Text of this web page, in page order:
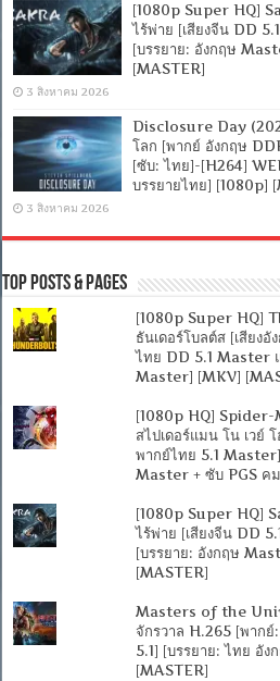
[1080p Super HQ]
ไร้พ่าย [เสียงจีน DD
[บรรยาย: อังกฤษ
[MASTER]
3 สิงหาคม 2026
Disclosure Day
โลก [พากย์ อังกฤษ
[ซับ: ไทย]-[H264]
บรรยายไทย] [1080p]
3 สิงหาคม 2026
Top Posts & Pages
[1080p Super HQ]
ธันเดอร์โบลต์ส [เสียง
ไทย DD 5.1 Master
Master] [MKV]
[1080p HQ]
สไปเดอร์แมน โน เวย์
พากย์ไทย 5.1
Master + ซับ PGS ค
[1080p Super HQ]
ไร้พ่าย [เสียงจีน DD
[บรรยาย: อังกฤษ
[MASTER]
Masters of the
จักรวาล H.265 [พาก
5.1] [บรรยาย: ไทย อั
[MASTER]